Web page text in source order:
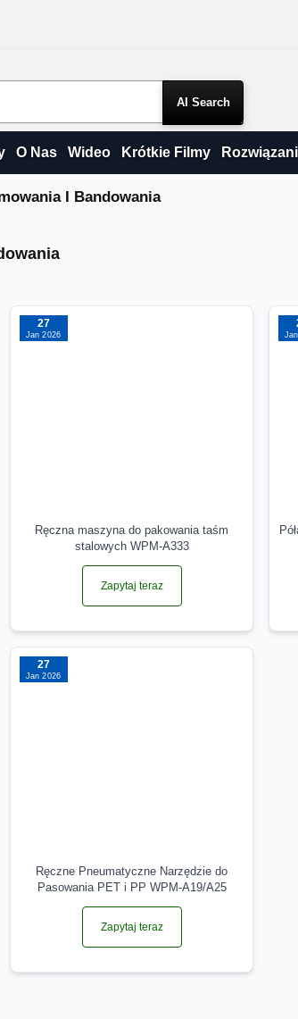
O Nas Wideo Krótkie Filmy
I Bandowania
27
Jan 2026
Ręczna maszyna do pakowania taśm
stalowych WPM-A333
Zapytaj teraz
27
Jan 2026
Ręczne Pneumatyczne Narzędzie do
Pasowania PET i PP WPM-A19/A25
Zapytaj teraz